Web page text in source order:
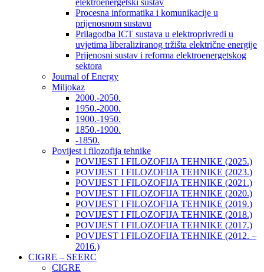
elektroenergetski sustav
Procesna informatika i komunikacije u
prijenosnom sustavu
Prilagodba ICT sustava u elektroprivredi u
uvjetima liberaliziranog tržišta električne energije
Prijenosni sustav i reforma elektroenergetskog
sektora
Journal of Energy
Miljokaz
2000.-2050.
1950.-2000.
1900.-1950.
1850.-1900.
-1850.
Povijest i filozofija tehnike
POVIJEST I FILOZOFIJA TEHNIKE (2025.)
POVIJEST I FILOZOFIJA TEHNIKE (2023.)
POVIJEST I FILOZOFIJA TEHNIKE (2021.)
POVIJEST I FILOZOFIJA TEHNIKE (2020.)
POVIJEST I FILOZOFIJA TEHNIKE (2019.)
POVIJEST I FILOZOFIJA TEHNIKE (2018.)
POVIJEST I FILOZOFIJA TEHNIKE (2017.)
POVIJEST I FILOZOFIJA TEHNIKE (2012. –
2016.)
CIGRE – SEERC
CIGRE